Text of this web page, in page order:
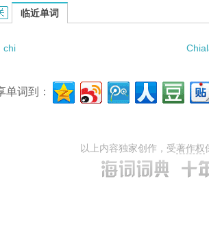
ionic liquids的相关资料：
临近单词
chi
单词到：
以上内容独家创作，受著作权